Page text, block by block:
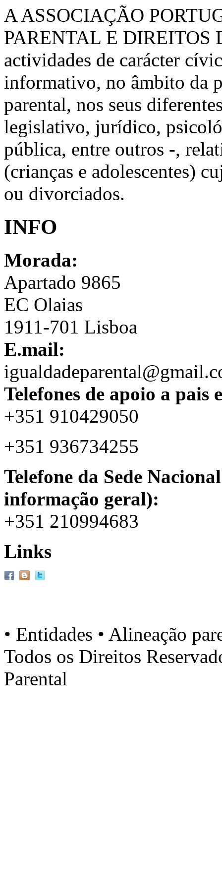
A ASSOCIAÇÃO
PARENTAL E DIREITOS
actividades de carácter
informativo, no âmbito da
parental, nos seus
legislativo, jurídico,
pública, entre outros -,
(crianças e adolescentes)
ou divorciados.
INFO
Morada:
Apartado 9865
EC Olaias
1911-701 Lisboa
E.mail:
Telefones de apoio a pais
+351 910429050
+351 936734255
Telefone da Sede
informação geral):
+351 210994683
Links
• Entidades • Alineação
Todos os Direitos
Parental